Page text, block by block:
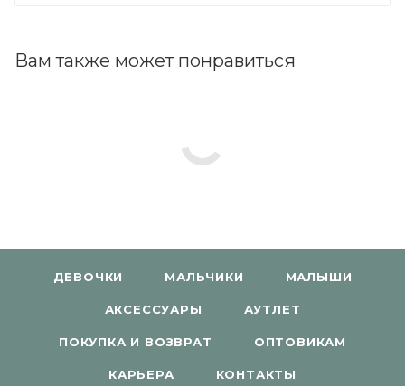
Вам также может понравиться
ДЕВОЧКИ МАЛЬЧИКИ МАЛЫШИ
АКСЕССУАРЫ АУТЛЕТ
ПОКУПКА И ВОЗВРАТ ОПТОВИКАМ
КАРЬЕРА КОНТАКТЫ